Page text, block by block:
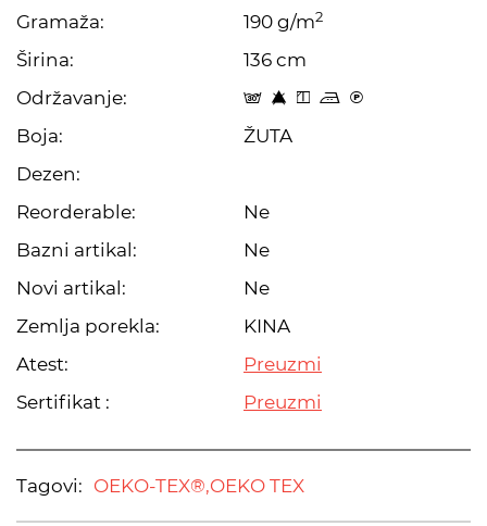
Gramaža:
190 g/m2
Širina:
136 cm
Održavanje:
s 8 y p C
Boja:
ŽUTA
Dezen:
Reorderable:
Ne
Bazni artikal:
Ne
Novi artikal:
Ne
Zemlja porekla:
KINA
Atest:
Preuzmi
Sertifikat :
Preuzmi
Tagovi: OEKO-TEX®,OEKO TEX